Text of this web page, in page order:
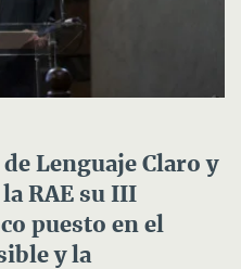
Lenguaje Claro y
RAE su III
puesto en el
y la